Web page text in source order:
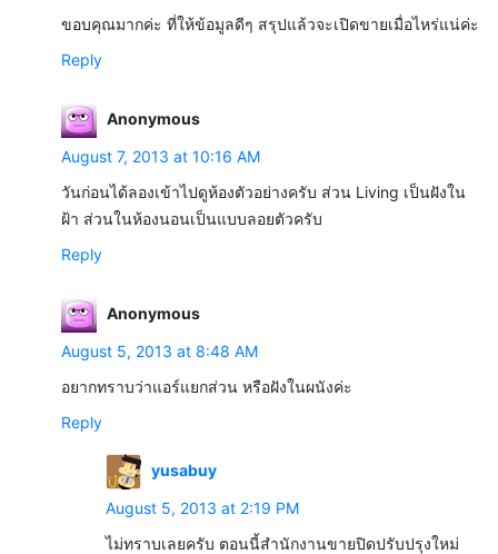
ขอบคุณมากค่ะ ที่ให้ข้อมูลดีๆ สรุปแล้วจะเปิดขายเมื่อไหร่แน่ค่ะ
Reply
Anonymous
August 7, 2013 at 10:16 AM
วันก่อนได้ลองเข้าไปดูห้องตัวอย่างครับ ส่วน Living เป็นฝังใน
ฝ้า ส่วนในห้องนอนเป็นแบบลอยตัวครับ
Reply
Anonymous
August 5, 2013 at 8:48 AM
อยากทราบว่าแอร์แยกส่วน หรือฝังในผนังค่ะ
Reply
yusabuy
August 5, 2013 at 2:19 PM
ไม่ทราบเลยครับ ตอนนี้สำนักงานขายปิดปรับปรุงใหม่